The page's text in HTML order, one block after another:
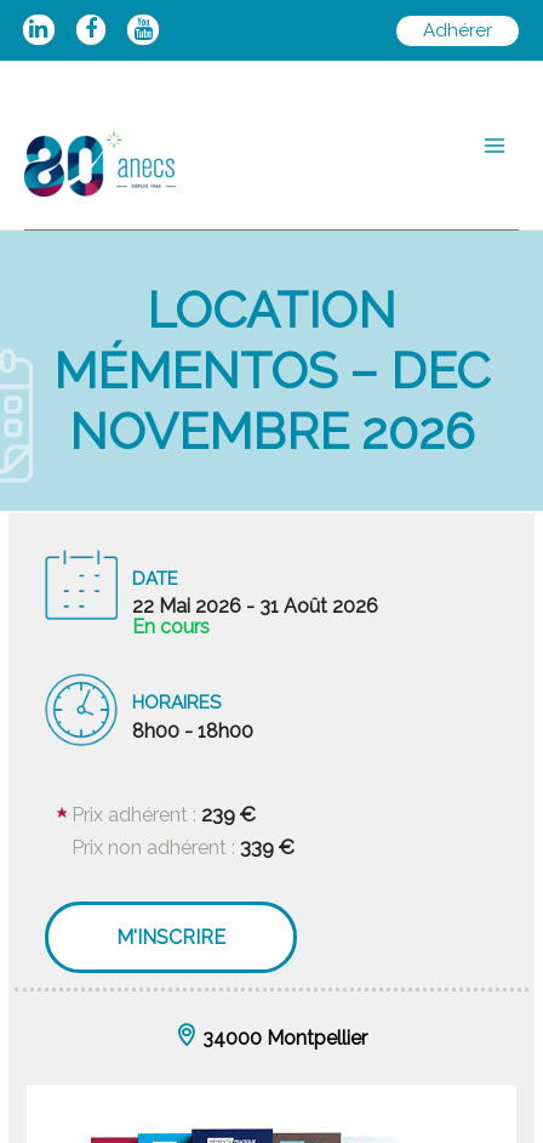
Aller
Adhérer
LOCATION
MÉMENTOS – DEC
NOVEMBRE 2026
DATE
22 Mai 2026 - 31 Août 2026
En cours
HORAIRES
8h00 - 18h00
Prix adhérent : 239 €
Prix non adhérent :339 €
M'INSCRIRE
34000 Montpellier